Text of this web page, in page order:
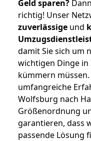
Geld sparen?
richtig! Unser
zuverlässige und
damit Sie sich um
wichtigen Dinge
kümmern
umfangreiche
Wolfsburg nach
Größenordnung
garantieren, dass
passende Lösung